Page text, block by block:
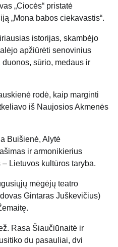
„Ciocės“ pristatė
„Mona babos ciekavastis“.
istorijas, skambėjo
apžiūrėti senovinius
sūrio, medaus ir
rodė, kaip marginti
iš Naujosios Akmenės
Buišienė, Alytė
ir armonikierius
Lietuvos kultūros taryba.
mėgėjų teatro
Gintaras Juškevičius)
Rasa Šiaučiūnaitė ir
du pasauliai, dvi